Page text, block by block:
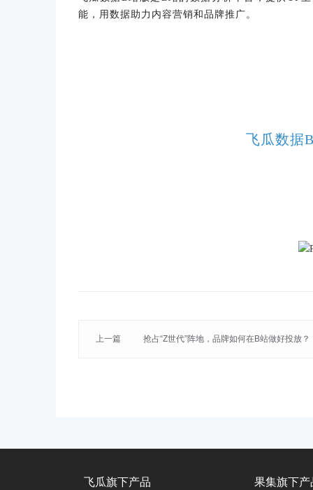
能，用数据助力内容营销和品牌推广。
飞瓜数据
上一篇 抢占“Z世代”阵地，品牌如何在B站做好投放？
飞瓜旗下产品 果集旗下产